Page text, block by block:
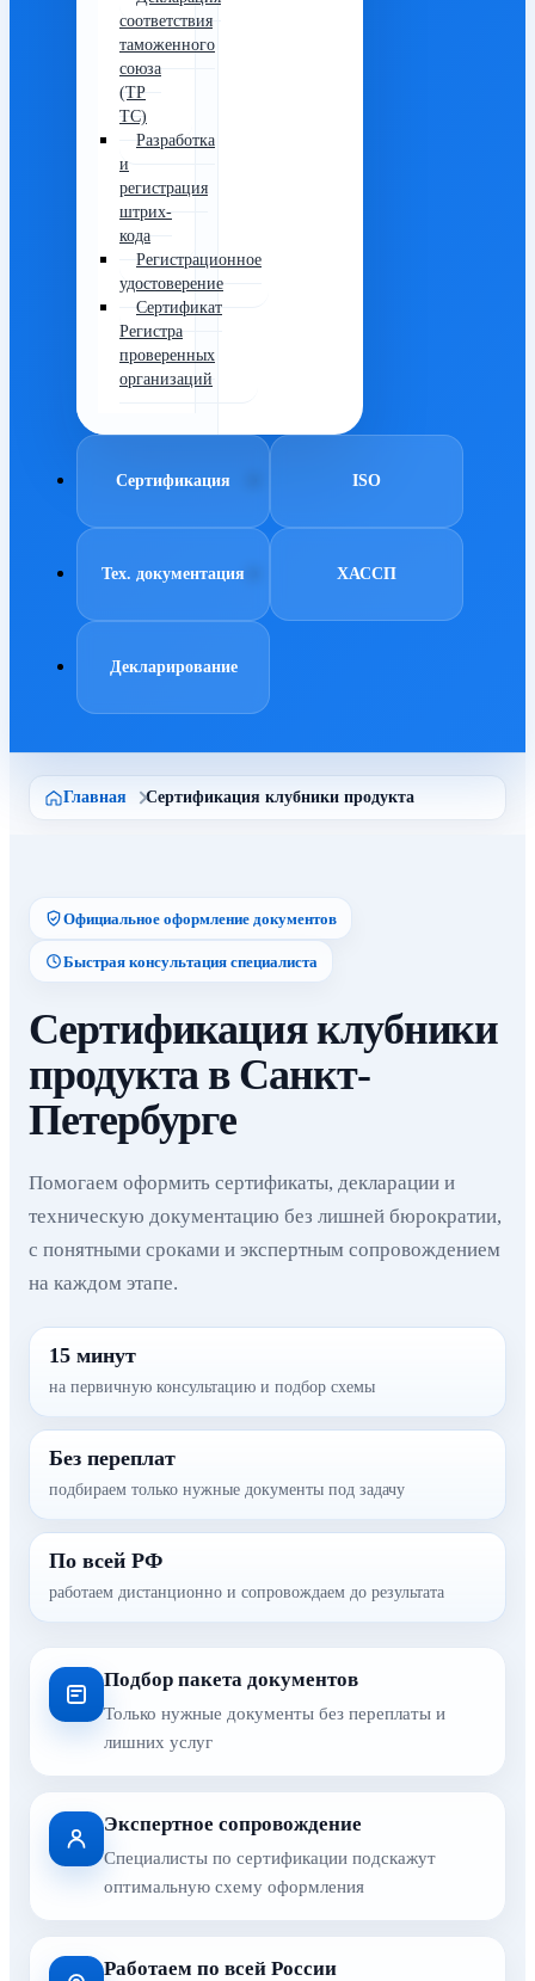
соответствия
таможенного
союза
(ТР
ТС)
Разработка
и
регистрация
штрих-
кода
Регистрационное
удостоверение
Сертификат
Регистра
проверенных
организаций
Сертификация ISO
Тех. документация ХАССП
Декларирование
Главная Сертификация клубники продукта
Официальное оформление документов
Быстрая консультация специалиста
Сертификация клубники
продукта в Санкт-
Петербурге
Помогаем оформить сертификаты, декларации и
техническую документацию без лишней бюрократии,
с понятными сроками и экспертным сопровождением
на каждом этапе.
15 минут
на первичную консультацию и подбор схемы
Без переплат
подбираем только нужные документы под задачу
По всей РФ
работаем дистанционно и сопровождаем до результата
Подбор пакета документов
Только нужные документы без переплаты и
лишних услуг
Экспертное сопровождение
Специалисты по сертификации подскажут
оптимальную схему оформления
Работаем по всей России